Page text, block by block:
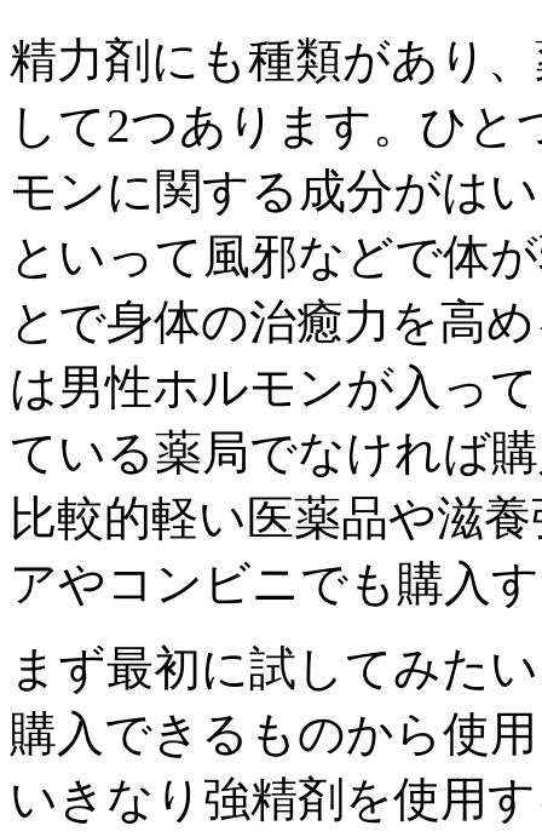
精力剤にも種類があり
して2つあります。ひ
モンに関する成分がは
といって風邪などで体
とで身体の治癒力を高
は男性ホルモンが入っ
ている薬局でなければ
比較的軽い医薬品や滋
アやコンビニでも購入
まず最初に試してみた
購入できるものから使
いきなり強精剤を使用